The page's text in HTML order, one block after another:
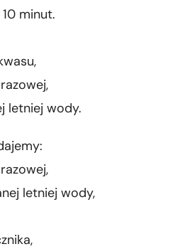
minut.
letniej wody.
letniej wody,